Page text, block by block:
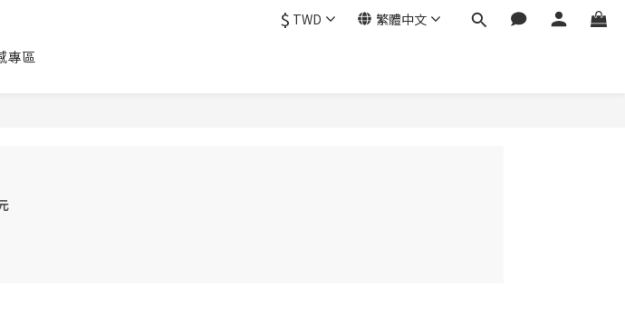
$ TWD 繁體中文
專區